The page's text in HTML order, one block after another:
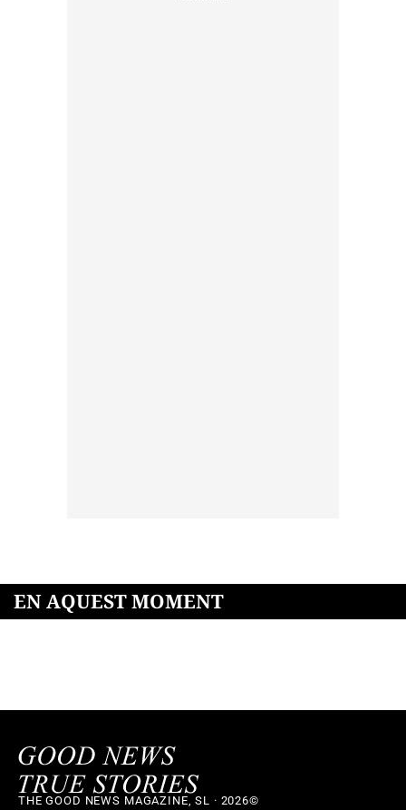
EN AQUEST MOMENT
THE GOOD NEWS MAGAZINE, SL · 2026©